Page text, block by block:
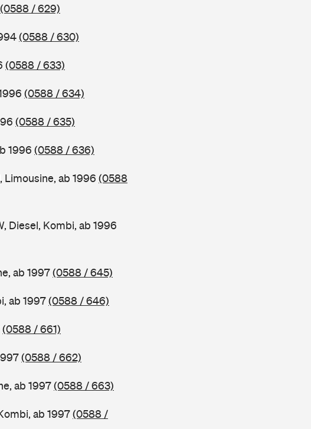
(0588 / 629)
(0588 / 630)
(0588 / 633)
(0588 / 634)
(0588 / 635)
1996 (0588 / 636)
Limousine, ab 1996 (0588
Diesel, Kombi, ab 1996
ab 1997(0588 / 645)
ab 1997(0588 / 646)
(0588 / 661)
(0588 / 662)
ab 1997(0588 / 663)
ab 1997(0588 /